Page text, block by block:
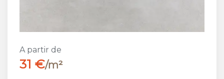
A partir de
31 €/m²